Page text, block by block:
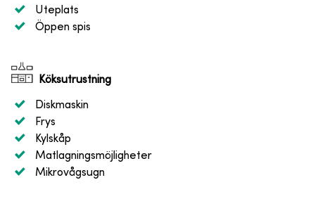
Uteplats
Öppen spis
Köksutrustning
Diskmaskin
Frys
Kylskåp
Matlagningsmöjligheter
Mikrovågsugn